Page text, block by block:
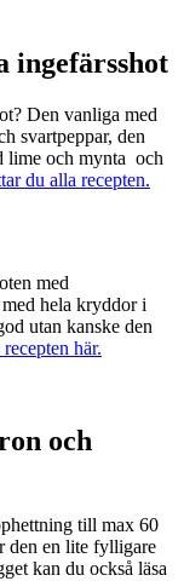
ingefärsshot
Den vanliga med
svartpeppar, den
lime och mynta och
du alla recepten.
med
hela kryddor i
utan kanske den
här.
och
till max 60
den en lite fylligare
kan du också läsa